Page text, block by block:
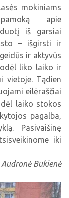
mokiniams
apie
iš garsiai
– išgirsti ir
ir aktyvūs
liko laiko ir
vietoje. Tądien
eilėraščiai
dėl laiko stokos
pagalba,
Pasivaišinę
iki
Bukienė